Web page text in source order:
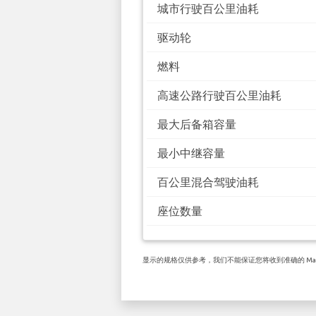
城市行驶百公里油耗
驱动轮
燃料
高速公路行驶百公里油耗
最大后备箱容量
最小中继容量
百公里混合驾驶油耗
座位数量
显示的规格仅供参考，我们不能保证您将收到准确的